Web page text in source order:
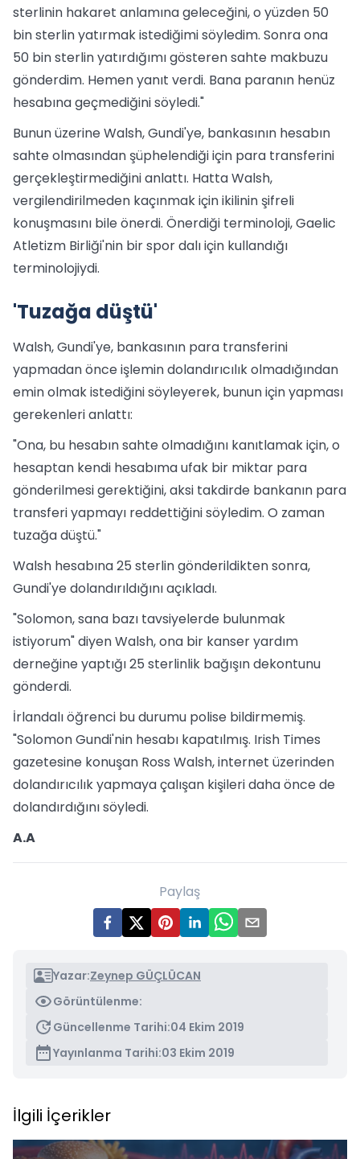
sterlinin hakaret anlamına geleceğini, o yüzden 50
bin sterlin yatırmak istediğimi söyledim. Sonra ona
50 bin sterlin yatırdığımı gösteren sahte makbuzu
gönderdim. Hemen yanıt verdi. Bana paranın henüz
hesabına geçmediğini söyledi."
Bunun üzerine Walsh, Gundi'ye, bankasının hesabın
sahte olmasından şüphelendiği için para transferini
gerçekleştirmediğini anlattı. Hatta Walsh,
vergilendirilmeden kaçınmak için ikilinin şifreli
konuşmasını bile önerdi. Önerdiği terminoloji, Gaelic
Atletizm Birliği'nin bir spor dalı için kullandığı
terminolojiydi.
'Tuzağa düştü'
Walsh, Gundi'ye, bankasının para transferini
yapmadan önce işlemin dolandırıcılık olmadığından
emin olmak istediğini söyleyerek, bunun için yapması
gerekenleri anlattı:
"Ona, bu hesabın sahte olmadığını kanıtlamak için, o
hesaptan kendi hesabıma ufak bir miktar para
gönderilmesi gerektiğini, aksi takdirde bankanın para
transferi yapmayı reddettiğini söyledim. O zaman
tuzağa düştü."
Walsh hesabına 25 sterlin gönderildikten sonra,
Gundi'ye dolandırıldığını açıkladı.
"Solomon, sana bazı tavsiyelerde bulunmak
istiyorum" diyen Walsh, ona bir kanser yardım
derneğine yaptığı 25 sterlinlik bağışın dekontunu
gönderdi.
İrlandalı öğrenci bu durumu polise bildirmemiş.
"Solomon Gundi'nin hesabı kapatılmış. Irish Times
gazetesine konuşan Ross Walsh, internet üzerinden
dolandırıcılık yapmaya çalışan kişileri daha önce de
dolandırdığını söyledi.
A.A
Paylaş
Yazar:Zeynep GÜÇLÜCAN
Görüntülenme:
Güncellenme Tarihi:04 Ekim 2019
Yayınlanma Tarihi:03 Ekim 2019
İlgili İçerikler